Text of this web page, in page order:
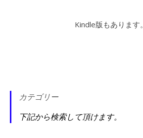
Kindle版もあります。
カテゴリー
下記から検索して頂けます。